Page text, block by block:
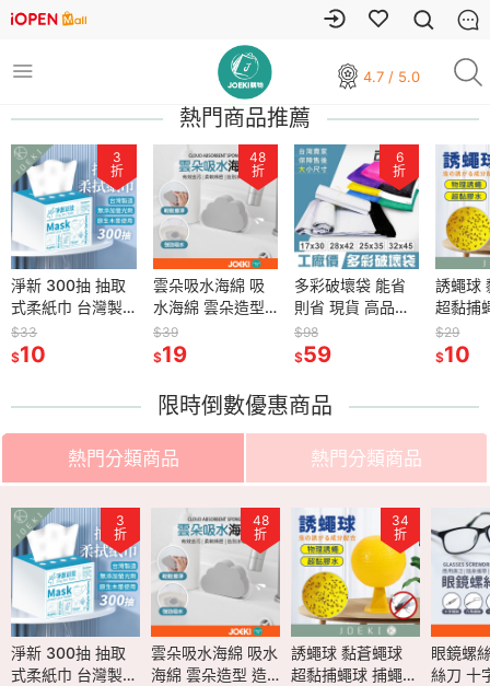
4.7 / 5.0
熱門商品推薦
3
折
淨新 300抽 抽取
式柔紙巾 台灣製
造 淨新衛生紙 原
生木漿衛生紙 柔
$33
$10
48
折
雲朵吸水海綿 吸
水海綿 雲朵造型
造型海綿 可重複
用海綿 海綿擦 柔
潔海綿 清潔用品
【CC0446】
$39
$19
6
折
多彩破壞袋 能省
則省 現貨 高品質
高CP值 網拍專用
快遞袋 超商 寄貨
【BC0009】
$98
$59
誘蠅球
超黏捕
球 捕蠅
黏蟲板
$29
$10
限時倒數優惠商品
熱門分類商品 熱門分類商品
3
折
淨新 300抽 抽取
式柔紙巾 台灣製造
48
折
雲朵吸水海綿 吸水
海綿 雲朵造型 造
34
折
誘蠅球 黏蒼蠅球
超黏捕蠅球 捕蠅球
眼鏡螺
絲刀 十
3
折
抽取
台灣製造
48
折
雲朵吸水海綿 吸水
海綿 雲朵造型 造
34
折
誘蠅球 黏蒼蠅球
超黏捕蠅球 捕蠅球
21
折
眼鏡螺絲刀 迷你螺
絲刀 十字 六角 一